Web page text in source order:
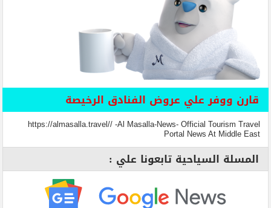
قارن ووفر علي عروض الفنادق الرخيصة
https://almasalla.travel// -Al Masalla-News- Official Tourism Travel
Portal News At Middle East
المسلة السياحية تابعونا علي :